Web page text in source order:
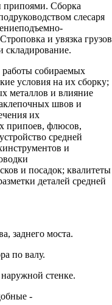
припоями. Сборка
слесаря
и увязка грузов
складирование.
собираемых
условия на их сборку;
металлов и влияние
швов и
их
припоев, флюсов,
средней
и
и посадок; квалитеты
деталей средней
заднего моста.
по валу.
стенке.
-